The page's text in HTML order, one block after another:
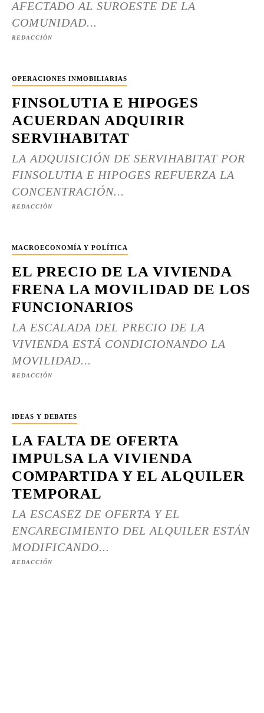
AFECTADO AL SUROESTE DE LA
COMUNIDAD...
REDACCIÓN
OPERACIONES INMOBILIARIAS
FINSOLUTIA E HIPOGES
ACUERDAN ADQUIRIR
SERVIHABITAT
LA ADQUISICIÓN DE SERVIHABITAT POR
FINSOLUTIA E HIPOGES REFUERZA LA
CONCENTRACIÓN...
REDACCIÓN
MACROECONOMÍA Y POLÍTICA
EL PRECIO DE LA VIVIENDA
FRENA LA MOVILIDAD DE LOS
FUNCIONARIOS
LA ESCALADA DEL PRECIO DE LA
VIVIENDA ESTÁ CONDICIONANDO LA
MOVILIDAD...
REDACCIÓN
IDEAS Y DEBATES
LA FALTA DE OFERTA
IMPULSA LA VIVIENDA
COMPARTIDA Y EL ALQUILER
TEMPORAL
LA ESCASEZ DE OFERTA Y EL
ENCARECIMIENTO DEL ALQUILER ESTÁN
MODIFICANDO...
REDACCIÓN